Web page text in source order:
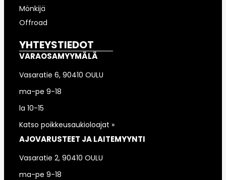
Mönkijä
Offroad
YHTEYSTIEDOT
VARAOSAMYYMÄLÄ
Vasaratie 6, 90410 OULU
ma-pe 9-18
la 10-15
Katso poikkeusaukioloajat »
AJOVARUSTEET JA LAITEMYYNTI
Vasaratie 2, 90410 OULU
ma-pe 9-18